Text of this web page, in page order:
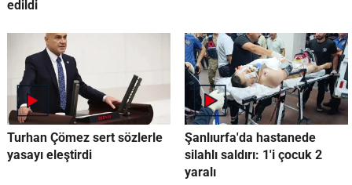
edildi
Turhan Çömez sert sözlerle
yasayı eleştirdi
Şanlıurfa'da hastanede
silahlı saldırı: 1'i çocuk 2
yaralı